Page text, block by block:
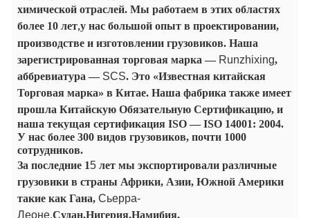
химической отраслей. Мы работаем в этих областях
более 10 лет,у нас большой опыт в проектировании,
производстве и изготовлении грузовиков. Наша
зарегистрированная торговая марка — Runzhixing,
аббревиатура — SCS. Это «Известная китайская
Торговая марка» в Китае. Наша фабрика также имеет
прошла Китайскую Обязательную Сертификацию, и
наша текущая сертификация ISO — ISO 14001: 2004.
У нас более 300 видов грузовиков, почти 1000
сотрудников.
За последние 15 лет мы экспортировали различные
грузовики в страны Африки, Азии, Южной Америки
такие как Гана, Сьерра-
Леоне,Судан,Нигерия,Намибия,